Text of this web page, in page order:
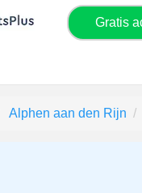
Gratis
Alphen aan den Rijn